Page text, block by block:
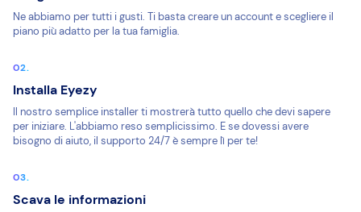
Ne abbiamo per tutti i gusti. Ti basta creare un account e scegliere il
piano più adatto per la tua famiglia.
Installa Eyezy
Il nostro semplice installer ti mostrerà tutto quello che devi sapere
per iniziare. L'abbiamo reso semplicissimo. E se dovessi avere
bisogno di aiuto, il supporto 24/7 è sempre lì per te!
Scava le informazioni